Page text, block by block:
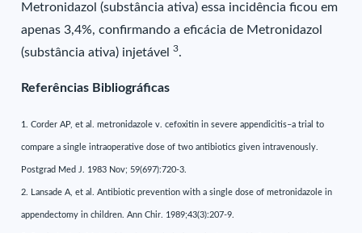
Metronidazol (substância ativa) essa incidência ficou em
apenas 3,4%, confirmando a eficácia de Metronidazol
(substância ativa) injetável3.
Referências Bibliográficas
1. Corder AP, et al. metronidazole v. cefoxitin in severe appendicitis–a trial to
compare a single intraoperative dose of two antibiotics given intravenously.
Postgrad Med J. 1983 Nov; 59(697):720-3.
2. Lansade A, et al. Antibiotic prevention with a single dose of metronidazole in
appendectomy in children. Ann Chir. 1989;43(3):207-9.